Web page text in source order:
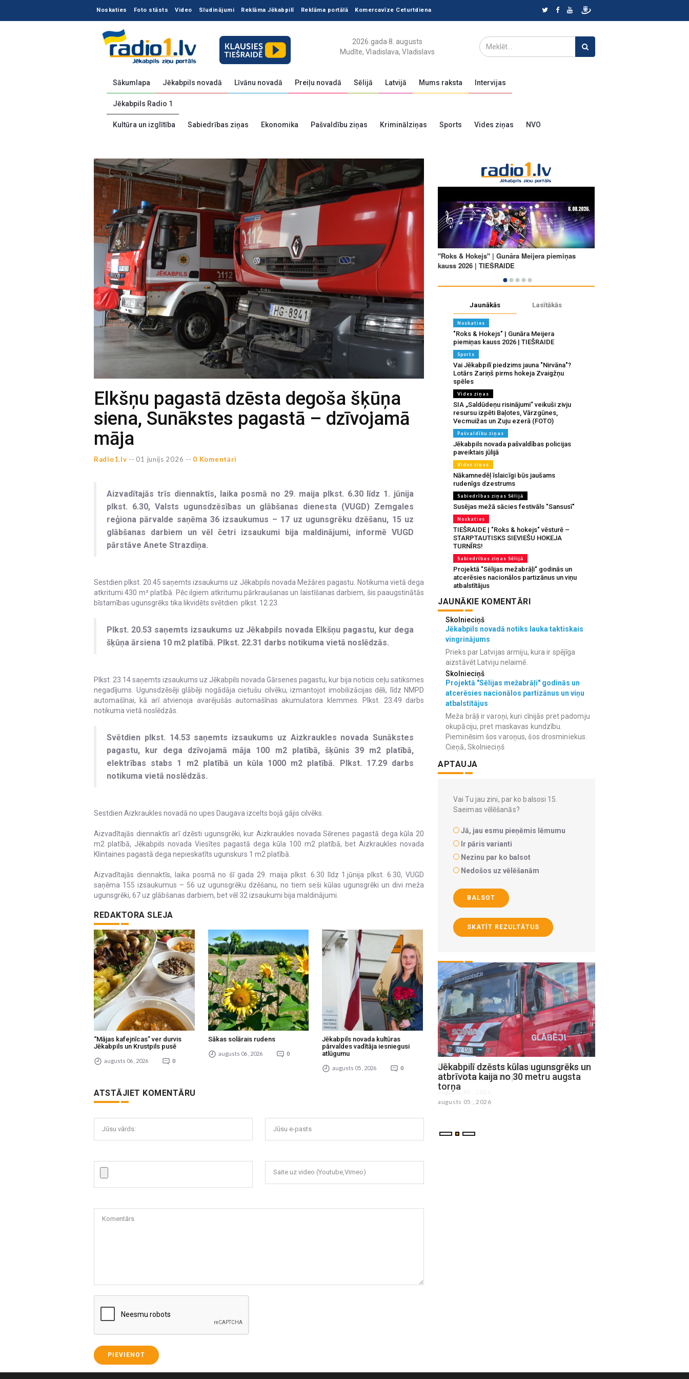
Noskaties Foto stāsts Video Sludinājumi Reklāma Jēkabpilī Reklāma portālā Komercavīze Ceturtdiena
2026.gada 8. augusts
Mudīte, Vladislava, Vladislavs
Sākumlapa Jēkabpils novadā Līvānu novadā Preiļu novadā Sēlijā Latvijā Mums raksta Intervijas
Jēkabpils Radio 1
Kultūra un izglītība Sabiedrības ziņas Ekonomika Pašvaldību ziņas Kriminālziņas Sports Vides ziņas NVO
Elkšņu pagastā dzēsta degoša šķūņa
siena, Sunākstes pagastā – dzīvojamā
māja
Radio1.lv -- 01 junijs 2026 -- 0 Komentāri
Aizvadītajās trīs diennaktīs, laika posmā no 29. maija plkst. 6.30 līdz 1. jūnija
plkst. 6.30, Valsts ugunsdzēsības un glābšanas dienesta (VUGD) Zemgales
reģiona pārvalde saņēma 36 izsaukumus – 17 uz ugunsgrēku dzēšanu, 15 uz
glābšanas darbiem un vēl četri izsaukumi bija maldinājumi, informē VUGD
pārstāve Anete Strazdiņa.
Sestdien plkst. 20.45 saņemts izsaukums uz Jēkabpils novada Mežāres pagastu. Notikuma vietā dega
atkritumi 430 m² platībā. Pēc ilgiem atkritumu pārkraušanas un laistīšanas darbiem, šis paaugstinātās
bīstamības ugunsgrēks tika likvidēts svētdien plkst. 12.23.
Plkst. 20.53 saņemts izsaukums uz Jēkabpils novada Elkšņu pagastu, kur dega
šķūņa ārsiena 10 m2 platībā. Plkst. 22.31 darbs notikuma vietā noslēdzās.
Plkst. 23.14 saņemts izsaukums uz Jēkabpils novada Gārsenes pagastu, kur bija noticis ceļu satiksmes
negadījums. Ugunsdzēsēji glābēji nogādāja cietušu cilvēku, izmantojot imobilizācijas dēli, līdz NMPD
automašīnai, kā arī atvienoja avarējušās automašīnas akumulatora klemmes. Plkst. 23.49 darbs
notikuma vietā noslēdzās.
Svētdien plkst. 14.53 saņemts izsaukums uz Aizkraukles novada Sunākstes
pagastu, kur dega dzīvojamā māja 100 m2 platībā, šķūnis 39 m2 platībā,
elektrības stabs 1 m2 platībā un kūla 1000 m2 platībā. Plkst. 17.29 darbs
notikuma vietā noslēdzās.
Sestdien Aizkraukles novadā no upes Daugava izcelts bojā gājis cilvēks.
Aizvadītajās diennaktīs arī dzēsti ugunsgrēki, kur Aizkraukles novada Sērenes pagastā dega kūla 20
m2 platībā, Jēkabpils novada Viesītes pagastā dega kūla 100 m2 platībā, bet Aizkraukles novada
Klintaines pagastā dega nepieskatīts ugunskurs 1 m2 platībā.
Aizvadītajās diennaktīs, laika posmā no šī gada 29. maija plkst. 6.30 līdz 1.jūnija plkst. 6.30, VUGD
saņēma 155 izsaukumus – 56 uz ugunsgrēku dzēšanu, no tiem seši kūlas ugunsgrēki un divi meža
ugunsgrēki, 67 uz glābšanas darbiem, bet vēl 32 izsaukumi bija maldinājumi.
REDAKTORA SLEJA
“Mājas kafejnīcas” ver durvis
Jēkabpils un Krustpils pusē
augusts 06 , 2026 0
Sākas solārais rudens
augusts 06 , 2026 0
Jēkabpils novada kultūras
pārvaldes vadītāja iesniegusi
atlūgumu
augusts 05 , 2026 0
ATSTĀJIET KOMENTĀRU
Jūsu vārds: Jūsu e-pasts
Saite uz video (Youtube,Vimeo)
Komentārs
PIEVIENOT
Jaunākās Lasītākās
Noskaties
"Roks & Hokejs" | Gunāra Meijera
piemiņas kauss 2026 | TIEŠRAIDE
Sports
Vai Jēkabpilī piedzims jauna "Nirvāna"?
Lotārs Zariņš pirms hokeja Zvaigžņu
spēles
Vides ziņas
SIA „Saldūdeņu risinājumi” veikuši zivju
resursu izpēti Baļotes, Vārzgūnes,
Vecmuižas un Zuju ezerā (FOTO)
Pašvaldību ziņas
Jēkabpils novada pašvaldības policijas
paveiktais jūlijā
Vides ziņas
Nākamnedēļ īslaicīgi būs jaušams
rudenīgs dzestrums
Sabiedrības ziņas Sēlijā
Susējas mežā sācies festivāls "Sansusī"
Noskaties
TIEŠRAIDE | "Roks & hokejs" vēsturē –
STARPTAUTISKS SIEVIEŠU HOKEJA
TURNĪRS!
Sabiedrības ziņas Sēlijā
Projektā "Sēlijas mežabrāļi" godinās un
atcerēsies nacionālos partizānus un viņu
atbalstītājus
JAUNĀKIE KOMENTĀRI
Skolnieciņš
Jēkabpils novadā notiks lauka taktiskais
vingrinājums
Prieks par Latvijas armiju, kura ir spējīga
aizstāvēt Latviju nelaimē.
Skolnieciņš
Projektā "Sēlijas mežabrāļi" godinās un
atcerēsies nacionālos partizānus un viņu
atbalstītājus
Meža brāļi ir varoņi, kuri cīnijās pret padomju
okupāciju, pret maskavas kundzību.
Pieminēsim šos varoņus, šos drosminiekus.
Cieņā, Skolnieciņš
APTAUJA
Vai Tu jau zini, par ko balsosi 15.
Saeimas vēlēšanās?
Jā, jau esmu pieņēmis lēmumu
Ir pāris varianti
Nezinu par ko balsot
Nedošos uz vēlēšanām
BALSOT
SKATĪT REZULTĀTUS
Mūžībā devusies Jēkabpils slimnīcas
Jēkabpilī dzēsts kūlas ugunsgrēks un
atbrīvota kaija no 30 metru augsta
torņa
augusts 05 , 2026